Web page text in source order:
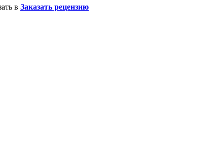
в Заказать рецензию